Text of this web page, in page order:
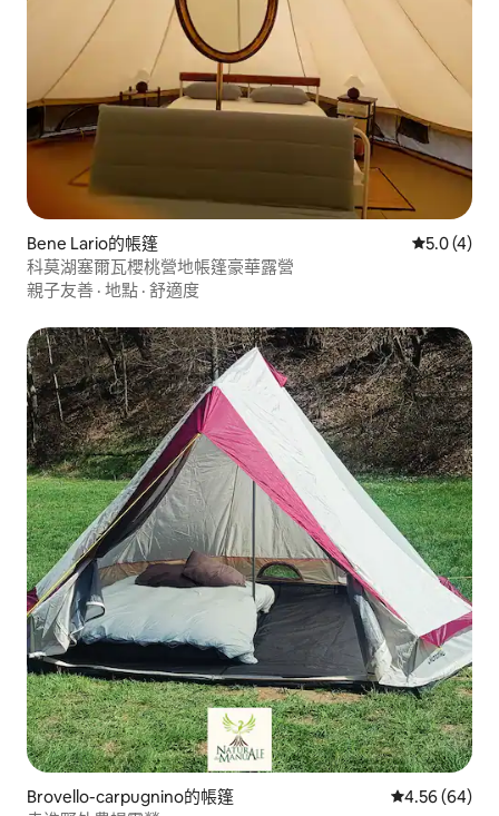
Bene Lario的帳篷 從 4 則評
5.0 (4)
科莫湖塞爾瓦櫻桃營地帳篷豪華露營
親子友善 · 地點 · 舒適度
Brovello-carpugnino的帳篷 從 64 則評價
4.56 (64)